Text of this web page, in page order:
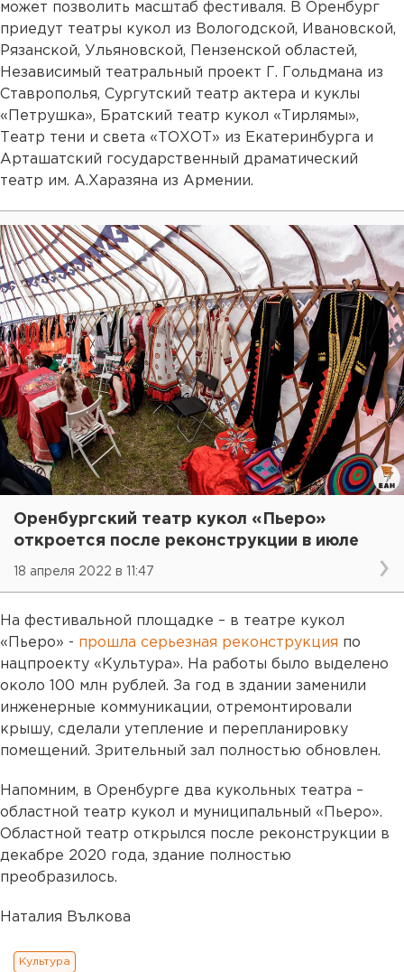
может позволить масштаб фестиваля. В Оренбург
приедут театры кукол из Вологодской, Ивановской,
Рязанской, Ульяновской, Пензенской областей,
Независимый театральный проект Г. Гольдмана из
Ставрополья, Сургутский театр актера и куклы
«Петрушка», Братский театр кукол «Тирлямы»,
Театр тени и света «ТОХОТ» из Екатеринбурга и
Арташатский государственный драматический
театр им. А.Харазяна из Армении.
Оренбургский театр кукол «Пьеро»
откроется после реконструкции в июле
18 апреля 2022 в 11:47
На фестивальной площадке – в театре кукол
«Пьеро» - прошла серьезная реконструкция по
нацпроекту «Культура». На работы было выделено
около 100 млн рублей. За год в здании заменили
инженерные коммуникации, отремонтировали
крышу, сделали утепление и перепланировку
помещений. Зрительный зал полностью обновлен.
Напомним, в Оренбурге два кукольных театра –
областной театр кукол и муниципальный «Пьеро».
Областной театр открылся после реконструкции в
декабре 2020 года, здание полностью
преобразилось.
Наталия Вълкова
Культура